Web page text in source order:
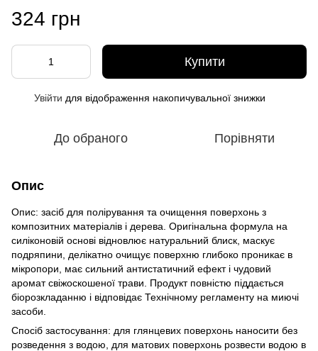
324 грн
Купити
Увійти для відображення накопичувальної знижки
До обраного Порівняти
Опис
Опис: засіб для полірування та очищення поверхонь з
композитних матеріалів і дерева. Оригінальна формула на
силіконовій основі відновлює натуральний блиск, маскує
подряпини, делікатно очищує поверхню глибоко проникає в
мікропори, має сильний антистатичний ефект і чудовий
аромат свіжоскошеної трави. Продукт повністю піддається
біорозкладанню і відповідає Технічному регламенту на миючі
засоби.
Спосіб застосування: для глянцевих поверхонь наносити без
розведення з водою, для матових поверхонь розвести водою в